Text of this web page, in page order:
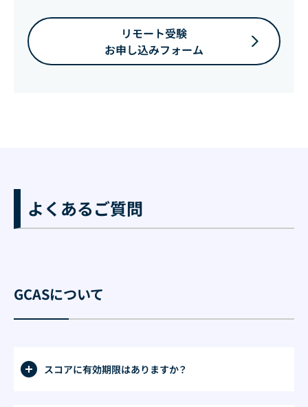
リモート受験
お申し込みフォーム
よくあるご質問
GCASについて
スコアに有効期限はありますか？